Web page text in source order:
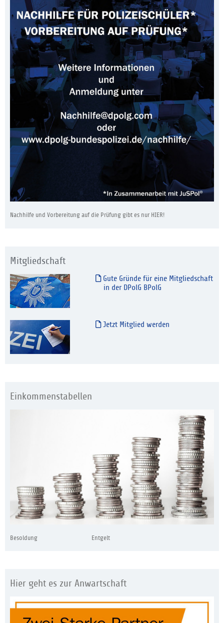
Nachhilfe und Vorbereitung auf die Prüfung gibt es nur HIER!
Mitgliedschaft
Gute Gründe für eine Mitgliedschaft
in der DPolG BPolG
Jetzt Mitglied werden
Einkommenstabellen
Besoldung Entgelt
Hier geht es zur Anwartschaft